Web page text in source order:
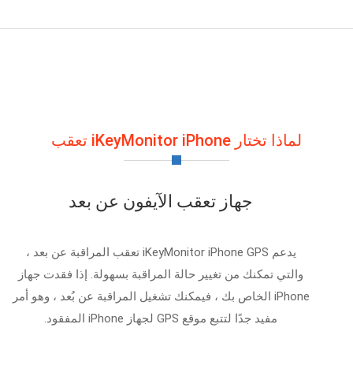
لماذا تختار iKeyMonitor iPhone تعقب
جهاز تعقب الآيفون عن بعد
يدعم iKeyMonitor iPhone GPS تعقب المراقبة عن بعد ،
والتي تمكنك من تغيير حالة المراقبة بسهولة. إذا فقدت جهاز
iPhone الخاص بك ، فيمكنك تشغيل المراقبة عن بُعد ، وهو أمر
مفيد جدًا لتتبع موقع GPS لجهاز iPhone المفقود.